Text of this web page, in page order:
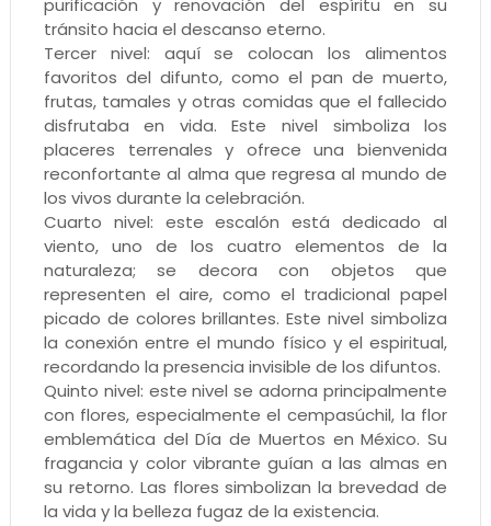
tránsito hacia el descanso eterno.
Tercer nivel: aquí se colocan los alimentos
favoritos del difunto, como el pan de muerto,
frutas, tamales y otras comidas que el fallecido
disfrutaba en vida. Este nivel simboliza los
placeres terrenales y ofrece una bienvenida
reconfortante al alma que regresa al mundo de
los vivos durante la celebración.
Cuarto nivel: este escalón está dedicado al
viento, uno de los cuatro elementos de la
naturaleza; se decora con objetos que
representen el aire, como el tradicional papel
picado de colores brillantes. Este nivel simboliza
la conexión entre el mundo físico y el espiritual,
recordando la presencia invisible de los difuntos.
Quinto nivel: este nivel se adorna principalmente
con flores, especialmente el cempasúchil, la flor
emblemática del Día de Muertos en México. Su
fragancia y color vibrante guían a las almas en
su retorno. Las flores simbolizan la brevedad de
la vida y la belleza fugaz de la existencia.